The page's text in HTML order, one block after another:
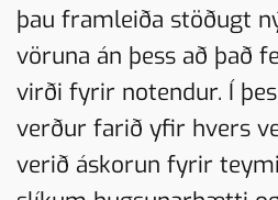
þau framleiða stöðugt
vöruna án þess að það
virði fyrir notendur. Í
verður farið yfir hvers
verið áskorun fyrir